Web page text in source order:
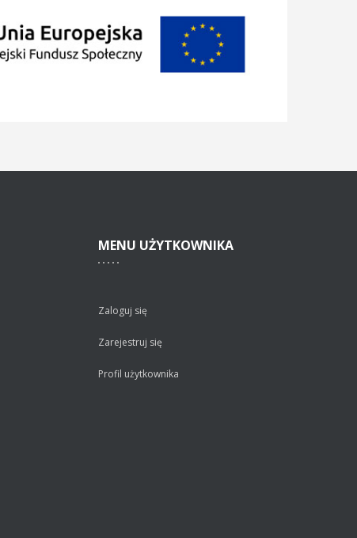
MENU UŻYTKOWNIKA
Zaloguj się
Zarejestruj się
Profil użytkownika